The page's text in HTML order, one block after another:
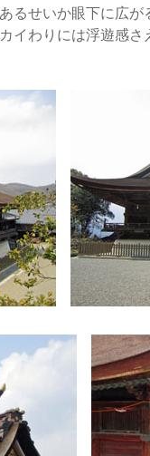
るせいか眼下に広が
イわりには浮遊感